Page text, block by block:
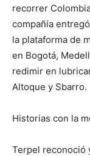
recorrer
compañía
la plataforma de
en Bogotá,
redimir en
Altoque y Sbarro.
Historias con la
Terpel reconoció